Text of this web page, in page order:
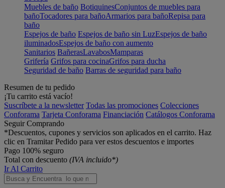
Muebles de baño BotiquinesConjuntos de muebles para
bañoTocadores para bañoArmarios para bañoRepisa para
baño
Espejos de baño Espejos de baño sin LuzEspejos de baño
iluminadosEspejos de baño con aumento
Sanitarios BañerasLavabosMamparas
Grifería Grifos para cocinaGrifos para ducha
Seguridad de baño Barras de seguridad para baño
Resumen de tu pedido
¡Tu carrito está vacío!
Suscríbete a la newsletter Todas las promociones Colecciones
Conforama Tarjeta Conforama Financiación Catálogos Conforama
Seguir Comprando
*Descuentos, cupones y servicios son aplicados en el carrito. Haz
clic en Tramitar Pedido para ver estos descuentos e importes
Pago 100% seguro
Total con descuento (IVA incluido*)
Ir Al Carrito